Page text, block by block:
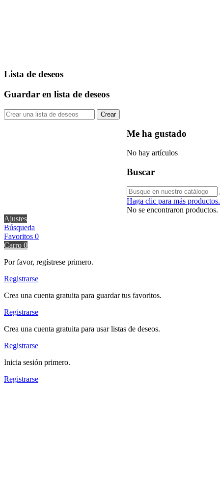
Lista de deseos
Guardar en lista de deseos
Crear
Me ha gustado
No hay artículos
Buscar
Haga clic para más productos.
No se encontraron productos.
Ajustes
Búsqueda
Favoritos 0
Carro 0
Por favor, regístrese primero.
Registrarse
Crea una cuenta gratuita para guardar tus favoritos.
Registrarse
Crea una cuenta gratuita para usar listas de deseos.
Registrarse
Inicia sesión primero.
Registrarse